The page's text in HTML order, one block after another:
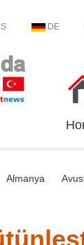
DE
Almanya